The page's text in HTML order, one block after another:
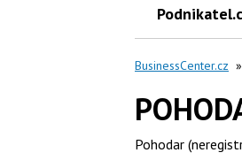
BusinessCenter.cz »
Pohodar